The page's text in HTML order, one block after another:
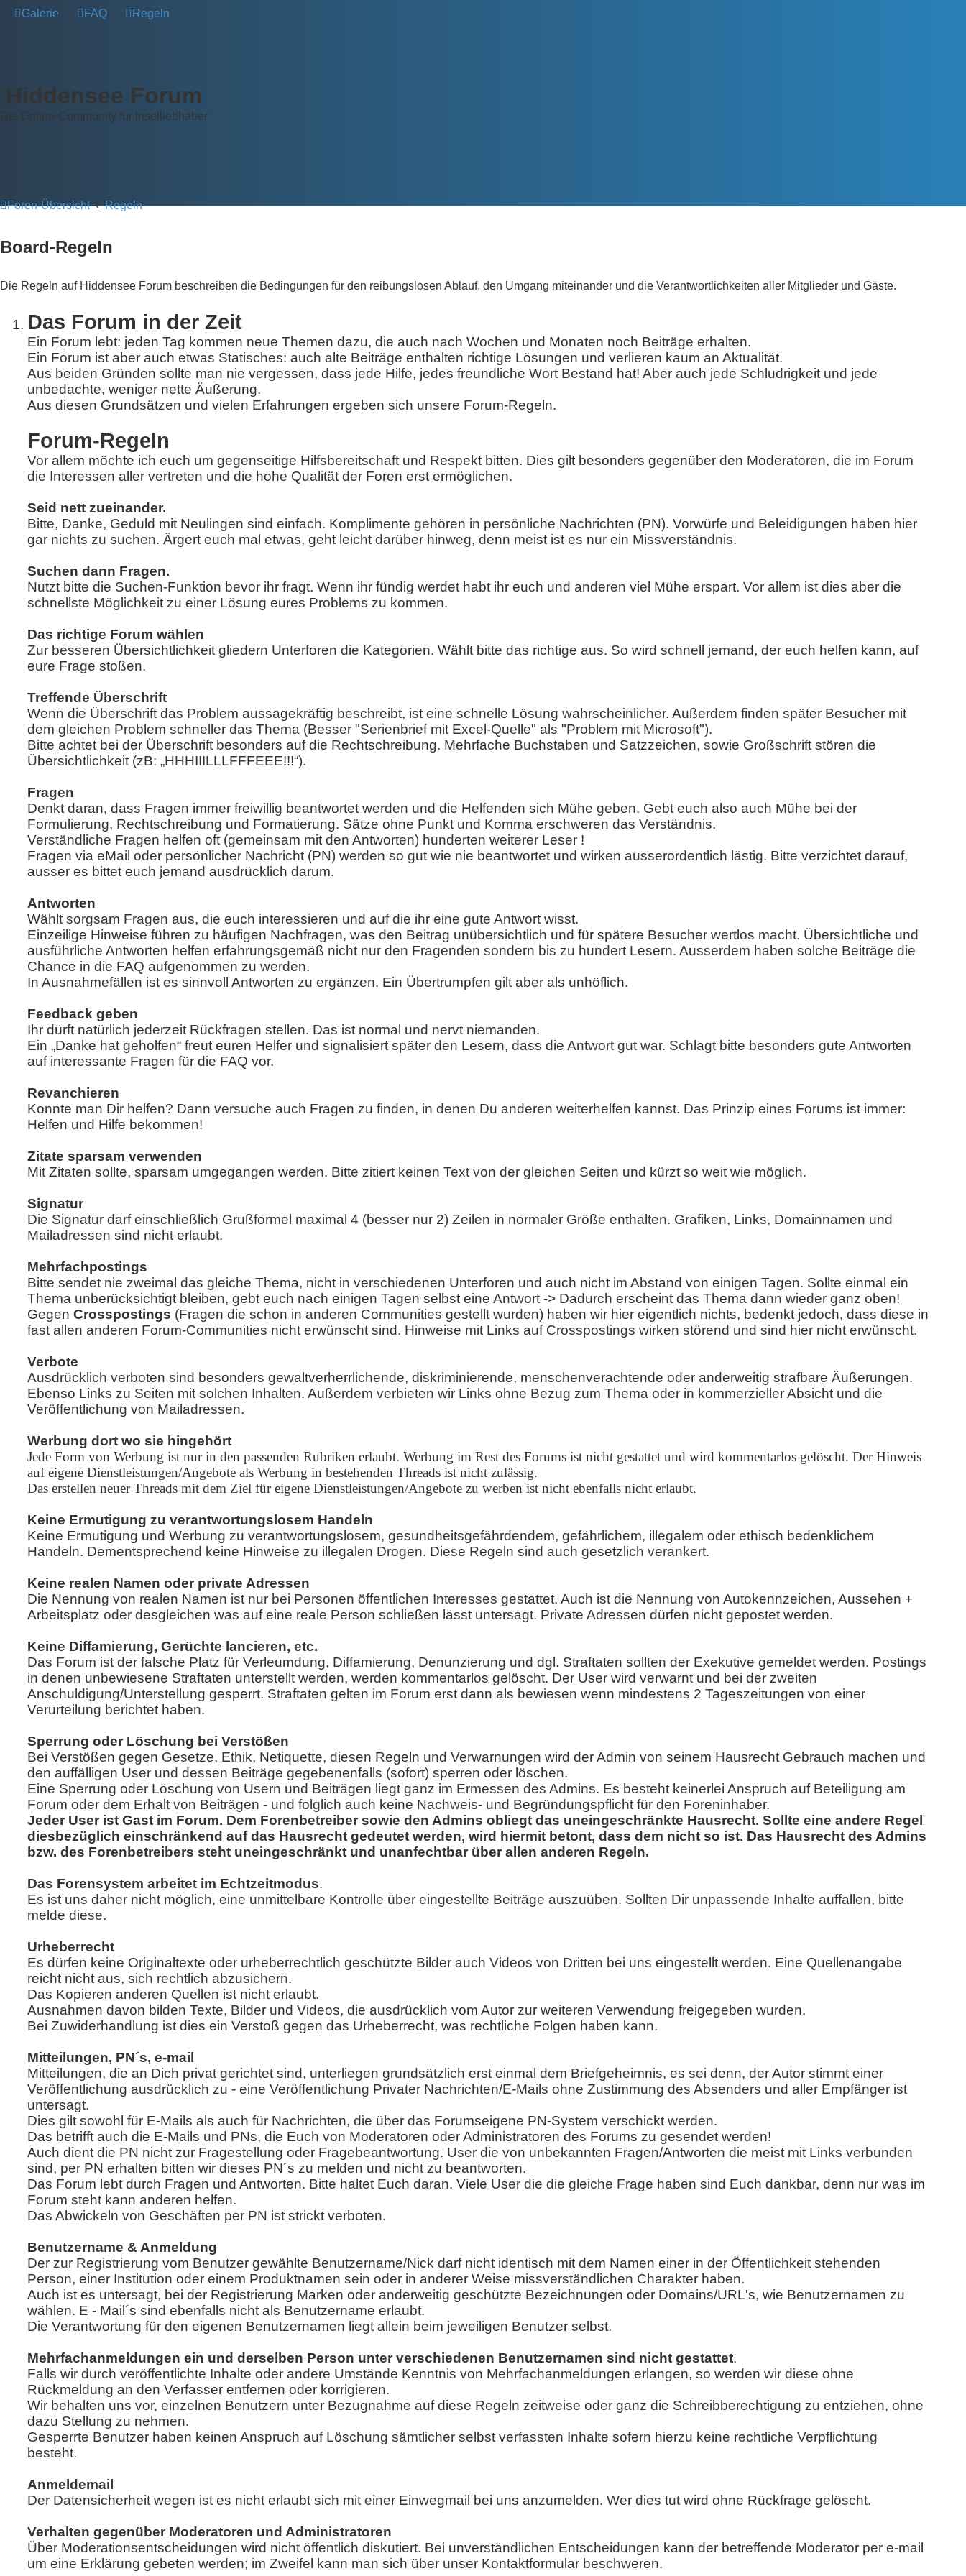
Galerie FAQ Regeln
Hiddensee Forum
Die Online-Community für Inselliebhaber
Foren-Übersicht Regeln
Board-Regeln
Die Regeln auf Hiddensee Forum beschreiben die Bedingungen für den reibungslosen Ablauf, den Umgang miteinander und die Verantwortlichkeiten aller Mitglieder und Gäste.
Das Forum in der Zeit
Ein Forum lebt: jeden Tag kommen neue Themen dazu, die auch nach Wochen und Monaten noch Beiträge erhalten.
Ein Forum ist aber auch etwas Statisches: auch alte Beiträge enthalten richtige Lösungen und verlieren kaum an Aktualität.
Aus beiden Gründen sollte man nie vergessen, dass jede Hilfe, jedes freundliche Wort Bestand hat! Aber auch jede Schludrigkeit und jede
unbedachte, weniger nette Äußerung.
Aus diesen Grundsätzen und vielen Erfahrungen ergeben sich unsere Forum-Regeln.
Forum-Regeln
Vor allem möchte ich euch um gegenseitige Hilfsbereitschaft und Respekt bitten. Dies gilt besonders gegenüber den Moderatoren, die im Forum
die Interessen aller vertreten und die hohe Qualität der Foren erst ermöglichen.
Seid nett zueinander.
Bitte, Danke, Geduld mit Neulingen sind einfach. Komplimente gehören in persönliche Nachrichten (PN). Vorwürfe und Beleidigungen haben hier
gar nichts zu suchen. Ärgert euch mal etwas, geht leicht darüber hinweg, denn meist ist es nur ein Missverständnis.
Suchen dann Fragen.
Nutzt bitte die Suchen-Funktion bevor ihr fragt. Wenn ihr fündig werdet habt ihr euch und anderen viel Mühe erspart. Vor allem ist dies aber die
schnellste Möglichkeit zu einer Lösung eures Problems zu kommen.
Das richtige Forum wählen
Zur besseren Übersichtlichkeit gliedern Unterforen die Kategorien. Wählt bitte das richtige aus. So wird schnell jemand, der euch helfen kann, auf
eure Frage stoßen.
Treffende Überschrift
Wenn die Überschrift das Problem aussagekräftig beschreibt, ist eine schnelle Lösung wahrscheinlicher. Außerdem finden später Besucher mit
dem gleichen Problem schneller das Thema (Besser "Serienbrief mit Excel-Quelle" als "Problem mit Microsoft").
Bitte achtet bei der Überschrift besonders auf die Rechtschreibung. Mehrfache Buchstaben und Satzzeichen, sowie Großschrift stören die
Übersichtlichkeit (zB: „HHHIIILLLFFFEEE!!!“).
Fragen
Denkt daran, dass Fragen immer freiwillig beantwortet werden und die Helfenden sich Mühe geben. Gebt euch also auch Mühe bei der
Formulierung, Rechtschreibung und Formatierung. Sätze ohne Punkt und Komma erschweren das Verständnis.
Verständliche Fragen helfen oft (gemeinsam mit den Antworten) hunderten weiterer Leser !
Fragen via eMail oder persönlicher Nachricht (PN) werden so gut wie nie beantwortet und wirken ausserordentlich lästig. Bitte verzichtet darauf,
ausser es bittet euch jemand ausdrücklich darum.
Antworten
Wählt sorgsam Fragen aus, die euch interessieren und auf die ihr eine gute Antwort wisst.
Einzeilige Hinweise führen zu häufigen Nachfragen, was den Beitrag unübersichtlich und für spätere Besucher wertlos macht. Übersichtliche und
ausführliche Antworten helfen erfahrungsgemäß nicht nur den Fragenden sondern bis zu hundert Lesern. Ausserdem haben solche Beiträge die
Chance in die FAQ aufgenommen zu werden.
In Ausnahmefällen ist es sinnvoll Antworten zu ergänzen. Ein Übertrumpfen gilt aber als unhöflich.
Feedback geben
Ihr dürft natürlich jederzeit Rückfragen stellen. Das ist normal und nervt niemanden.
Ein „Danke hat geholfen“ freut euren Helfer und signalisiert später den Lesern, dass die Antwort gut war. Schlagt bitte besonders gute Antworten
auf interessante Fragen für die FAQ vor.
Revanchieren
Konnte man Dir helfen? Dann versuche auch Fragen zu finden, in denen Du anderen weiterhelfen kannst. Das Prinzip eines Forums ist immer:
Helfen und Hilfe bekommen!
Zitate sparsam verwenden
Mit Zitaten sollte, sparsam umgegangen werden. Bitte zitiert keinen Text von der gleichen Seiten und kürzt so weit wie möglich.
Signatur
Die Signatur darf einschließlich Grußformel maximal 4 (besser nur 2) Zeilen in normaler Größe enthalten. Grafiken, Links, Domainnamen und
Mailadressen sind nicht erlaubt.
Mehrfachpostings
Bitte sendet nie zweimal das gleiche Thema, nicht in verschiedenen Unterforen und auch nicht im Abstand von einigen Tagen. Sollte einmal ein
Thema unberücksichtigt bleiben, gebt euch nach einigen Tagen selbst eine Antwort -> Dadurch erscheint das Thema dann wieder ganz oben!
GegenCrosspostings (Fragen die schon in anderen Communities gestellt wurden) haben wir hier eigentlich nichts, bedenkt jedoch, dass diese in
fast allen anderen Forum-Communities nicht erwünscht sind. Hinweise mit Links auf Crosspostings wirken störend und sind hier nicht erwünscht.
Verbote
Ausdrücklich verboten sind besonders gewaltverherrlichende, diskriminierende, menschenverachtende oder anderweitig strafbare Äußerungen.
Ebenso Links zu Seiten mit solchen Inhalten. Außerdem verbieten wir Links ohne Bezug zum Thema oder in kommerzieller Absicht und die
Veröffentlichung von Mailadressen.
Werbung dort wo sie hingehört
Jede Form von Werbung ist nur in den passenden Rubriken erlaubt. Werbung im Rest des Forums ist nicht gestattet und wird kommentarlos gelöscht. Der Hinweis
auf eigene Dienstleistungen/Angebote als Werbung in bestehenden Threads ist nicht zulässig.
Das erstellen neuer Threads mit dem Ziel für eigene Dienstleistungen/Angebote zu werben ist nicht ebenfalls nicht erlaubt.
Keine Ermutigung zu verantwortungslosem Handeln
Keine Ermutigung und Werbung zu verantwortungslosem, gesundheitsgefährdendem, gefährlichem, illegalem oder ethisch bedenklichem
Handeln. Dementsprechend keine Hinweise zu illegalen Drogen. Diese Regeln sind auch gesetzlich verankert.
Keine realen Namen oder private Adressen
Die Nennung von realen Namen ist nur bei Personen öffentlichen Interesses gestattet. Auch ist die Nennung von Autokennzeichen, Aussehen +
Arbeitsplatz oder desgleichen was auf eine reale Person schließen lässt untersagt. Private Adressen dürfen nicht gepostet werden.
Keine Diffamierung, Gerüchte lancieren, etc.
Das Forum ist der falsche Platz für Verleumdung, Diffamierung, Denunzierung und dgl. Straftaten sollten der Exekutive gemeldet werden. Postings
in denen unbewiesene Straftaten unterstellt werden, werden kommentarlos gelöscht. Der User wird verwarnt und bei der zweiten
Anschuldigung/Unterstellung gesperrt. Straftaten gelten im Forum erst dann als bewiesen wenn mindestens 2 Tageszeitungen von einer
Verurteilung berichtet haben.
Sperrung oder Löschung bei Verstößen
Bei Verstößen gegen Gesetze, Ethik, Netiquette, diesen Regeln und Verwarnungen wird der Admin von seinem Hausrecht Gebrauch machen und
den auffälligen User und dessen Beiträge gegebenenfalls (sofort) sperren oder löschen.
Eine Sperrung oder Löschung von Usern und Beiträgen liegt ganz im Ermessen des Admins. Es besteht keinerlei Anspruch auf Beteiligung am
Forum oder dem Erhalt von Beiträgen - und folglich auch keine Nachweis- und Begründungspflicht für den Foreninhaber.
Jeder User ist Gast im Forum. Dem Forenbetreiber sowie den Admins obliegt das uneingeschränkte Hausrecht. Sollte eine andere Regel
diesbezüglich einschränkend auf das Hausrecht gedeutet werden, wird hiermit betont, dass dem nicht so ist. Das Hausrecht des Admins
bzw. des Forenbetreibers steht uneingeschränkt und unanfechtbar über allen anderen Regeln.
Das Forensystem arbeitet im Echtzeitmodus.
Es ist uns daher nicht möglich, eine unmittelbare Kontrolle über eingestellte Beiträge auszuüben. Sollten Dir unpassende Inhalte auffallen, bitte
melde diese.
Urheberrecht
Es dürfen keine Originaltexte oder urheberrechtlich geschützte Bilder auch Videos von Dritten bei uns eingestellt werden. Eine Quellenangabe
reicht nicht aus, sich rechtlich abzusichern.
Das Kopieren anderen Quellen ist nicht erlaubt.
Ausnahmen davon bilden Texte, Bilder und Videos, die ausdrücklich vom Autor zur weiteren Verwendung freigegeben wurden.
Bei Zuwiderhandlung ist dies ein Verstoß gegen das Urheberrecht, was rechtliche Folgen haben kann.
Mitteilungen, PN´s, e-mail
Mitteilungen, die an Dich privat gerichtet sind, unterliegen grundsätzlich erst einmal dem Briefgeheimnis, es sei denn, der Autor stimmt einer
Veröffentlichung ausdrücklich zu - eine Veröffentlichung Privater Nachrichten/E-Mails ohne Zustimmung des Absenders und aller Empfänger ist
untersagt.
Dies gilt sowohl für E-Mails als auch für Nachrichten, die über das Forumseigene PN-System verschickt werden.
Das betrifft auch die E-Mails und PNs, die Euch von Moderatoren oder Administratoren des Forums zu gesendet werden!
Auch dient die PN nicht zur Fragestellung oder Fragebeantwortung. User die von unbekannten Fragen/Antworten die meist mit Links verbunden
sind, per PN erhalten bitten wir dieses PN´s zu melden und nicht zu beantworten.
Das Forum lebt durch Fragen und Antworten. Bitte haltet Euch daran. Viele User die die gleiche Frage haben sind Euch dankbar, denn nur was im
Forum steht kann anderen helfen.
Das Abwickeln von Geschäften per PN ist strickt verboten.
Benutzername & Anmeldung
Der zur Registrierung vom Benutzer gewählte Benutzername/Nick darf nicht identisch mit dem Namen einer in der Öffentlichkeit stehenden
Person, einer Institution oder einem Produktnamen sein oder in anderer Weise missverständlichen Charakter haben.
Auch ist es untersagt, bei der Registrierung Marken oder anderweitig geschützte Bezeichnungen oder Domains/URL's, wie Benutzernamen zu
wählen. E - Mail´s sind ebenfalls nicht als Benutzername erlaubt.
Die Verantwortung für den eigenen Benutzernamen liegt allein beim jeweiligen Benutzer selbst.
Mehrfachanmeldungen ein und derselben Person unter verschiedenen Benutzernamen sind nicht gestattet.
Falls wir durch veröffentlichte Inhalte oder andere Umstände Kenntnis von Mehrfachanmeldungen erlangen, so werden wir diese ohne
Rückmeldung an den Verfasser entfernen oder korrigieren.
Wir behalten uns vor, einzelnen Benutzern unter Bezugnahme auf diese Regeln zeitweise oder ganz die Schreibberechtigung zu entziehen, ohne
dazu Stellung zu nehmen.
Gesperrte Benutzer haben keinen Anspruch auf Löschung sämtlicher selbst verfassten Inhalte sofern hierzu keine rechtliche Verpflichtung
besteht.
Anmeldemail
Der Datensicherheit wegen ist es nicht erlaubt sich mit einer Einwegmail bei uns anzumelden. Wer dies tut wird ohne Rückfrage gelöscht.
Verhalten gegenüber Moderatoren und Administratoren
Über Moderationsentscheidungen wird nicht öffentlich diskutiert. Bei unverständlichen Entscheidungen kann der betreffende Moderator per e-mail
um eine Erklärung gebeten werden; im Zweifel kann man sich über unser Kontaktformular beschweren.